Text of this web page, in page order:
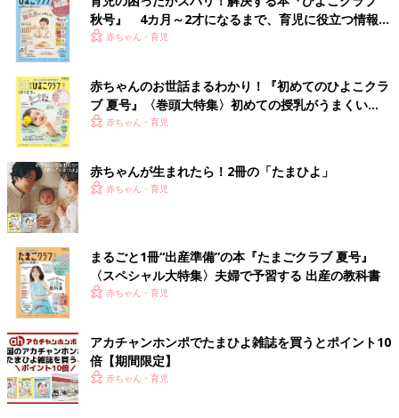
秋号』 4カ月～2才になるまで、育児に役立つ情報が
いっぱい！
赤ちゃん・育児
赤ちゃんのお世話まるわかり！『初めてのひよこクラ
ブ 夏号』〈巻頭大特集〉初めての授乳がうまくい
く！ おっぱい・ミルクの基本と夏のトラブル 解決テ
赤ちゃん・育児
赤ちゃんが生まれたら！2冊の「たまひよ」
赤ちゃん・育児
まるごと1冊“出産準備”の本『たまごクラブ 夏号』
〈スペシャル大特集〉夫婦で予習する 出産の教科書
赤ちゃん・育児
アカチャンホンポでたまひよ雑誌を買うとポイント10
倍【期間限定】
赤ちゃん・育児